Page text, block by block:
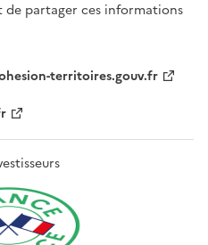
de partager ces informations
territoires.gouv.fr